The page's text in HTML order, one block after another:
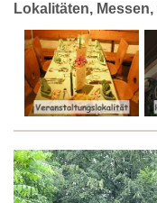
Lokalitäten, Messen,